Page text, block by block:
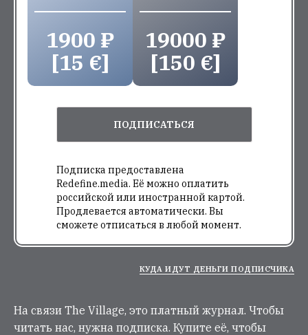
1900 ₽
[15 €]
19000 ₽
[150 €]
ПОДПИСАТЬСЯ
Подписка предоставлена
Redefine.media. Её можно оплатить
российской или иностранной картой.
Продлевается автоматически. Вы
сможете отписаться в любой момент.
КУДА ИДУТ ДЕНЬГИ ПОДПИСЧИКА
На связи The Village, это платный журнал. Чтобы
читать нас, нужна подписка. Купите её, чтобы